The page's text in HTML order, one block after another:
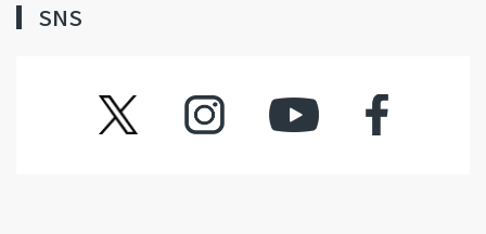
SNS
ツイッター インスタグラムYouTube フェイスブック